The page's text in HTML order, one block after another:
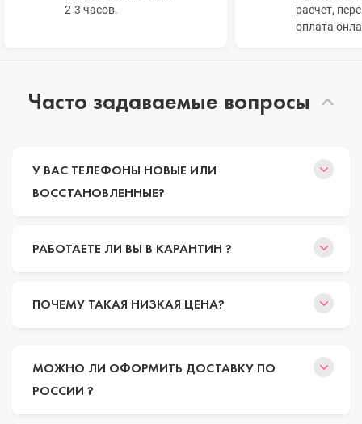
2-3 часов.
расчет,
оплата
Часто задаваемые вопросы
У ВАС ТЕЛЕФОНЫ НОВЫЕ ИЛИ
ВОССТАНОВЛЕННЫЕ?
РАБОТАЕТЕ ЛИ ВЫ В КАРАНТИН ?
ПОЧЕМУ ТАКАЯ НИЗКАЯ ЦЕНА?
МОЖНО ЛИ ОФОРМИТЬ ДОСТАВКУ ПО
РОССИИ ?